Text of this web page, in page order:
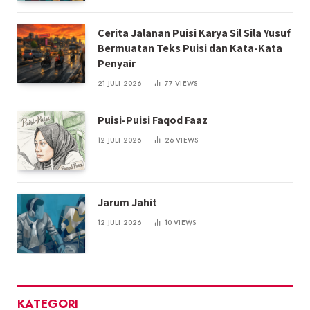
Cerita Jalanan Puisi Karya Sil Sila Yusuf
Bermuatan Teks Puisi dan Kata-Kata
Penyair
21 JULI 2026 77VIEWS
Puisi-Puisi Faqod Faaz
12 JULI 2026 26VIEWS
Jarum Jahit
12 JULI 2026 10VIEWS
KATEGORI